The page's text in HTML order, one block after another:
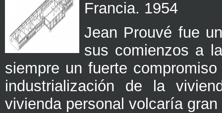
Francia. 1954
Jean Prouvé fue
sus comienzos a
siempre un fuerte
industrialización de la
vivienda personal volcaría